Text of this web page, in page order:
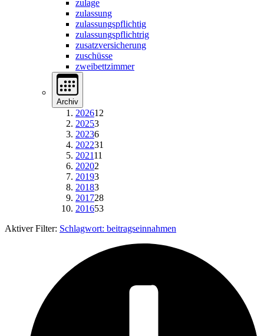
zulage
zulassung
zulassungspflichtig
zulassungspflichtrig
zusatzversicherung
zuschüsse
zweibettzimmer
Archiv
202612
20253
20236
202231
202111
20202
20193
20183
201728
201653
Aktiver Filter: Schlagwort: beitragseinnahmen